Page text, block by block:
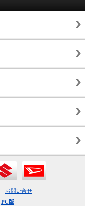
お問い合せ
PC版